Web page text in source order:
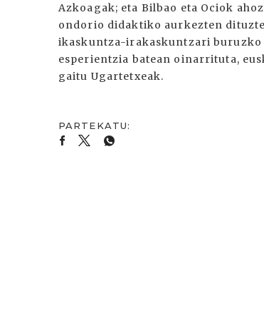
Azkoagak; eta Bilbao eta Ociok
ondorio didaktiko aurkezten
ikaskuntza-irakaskuntzari
esperientzia batean oinarrituta,
gaitu Ugartetxeak.